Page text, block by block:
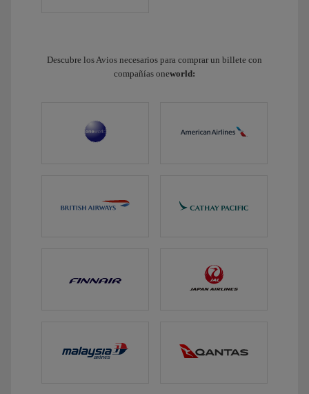
Descubre los Avios necesarios para comprar un billete con
compañías oneworld: